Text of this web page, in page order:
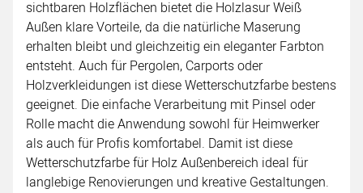
sichtbaren Holzflächen bietet die Holzlasur Weiß
Außen klare Vorteile, da die natürliche Maserung
erhalten bleibt und gleichzeitig ein eleganter Farbton
entsteht. Auch für Pergolen, Carports oder
Holzverkleidungen ist diese Wetterschutzfarbe bestens
geeignet. Die einfache Verarbeitung mit Pinsel oder
Rolle macht die Anwendung sowohl für Heimwerker
als auch für Profis komfortabel. Damit ist diese
Wetterschutzfarbe für Holz Außenbereich ideal für
langlebige Renovierungen und kreative Gestaltungen.